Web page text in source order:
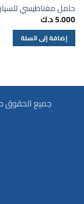
حامل مغناطيسي
5.000د.ك
إضافة إلى السلة
جميع الحقوق